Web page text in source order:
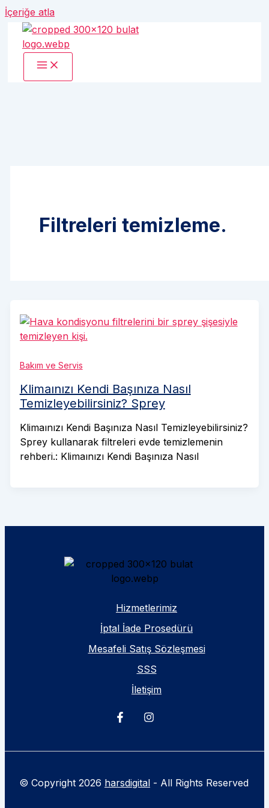
İçeriğe atla
Filtreleri temizleme.
Bakım ve Servis
Klimaınızı Kendi Başınıza Nasıl
Temizleyebilirsiniz? Sprey
Klimaınızı Kendi Başınıza Nasıl Temizleyebilirsiniz?
Sprey kullanarak filtreleri evde temizlemenin
rehberi.: Klimaınızı Kendi Başınıza Nasıl
Hizmetlerimiz
İptal İade Prosedürü
Mesafeli Satış Sözleşmesi
SSS
İletişim
© Copyright 2026 harsdigital - All Rights Reserved